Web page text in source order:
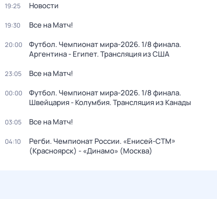
19:25 Новости
19:30 Все на Матч!
20:00
Футбол. Чемпионат мира-2026. 1/8 финала.
Аргентина - Египет. Трансляция из США
23:05 Все на Матч!
00:00
Футбол. Чемпионат мира-2026. 1/8 финала.
Швейцария - Колумбия. Трансляция из Канады
03:05 Все на Матч!
04:10
Регби. Чемпионат России. «Енисей-СТМ»
(Красноярск) - «Динамо» (Москва)